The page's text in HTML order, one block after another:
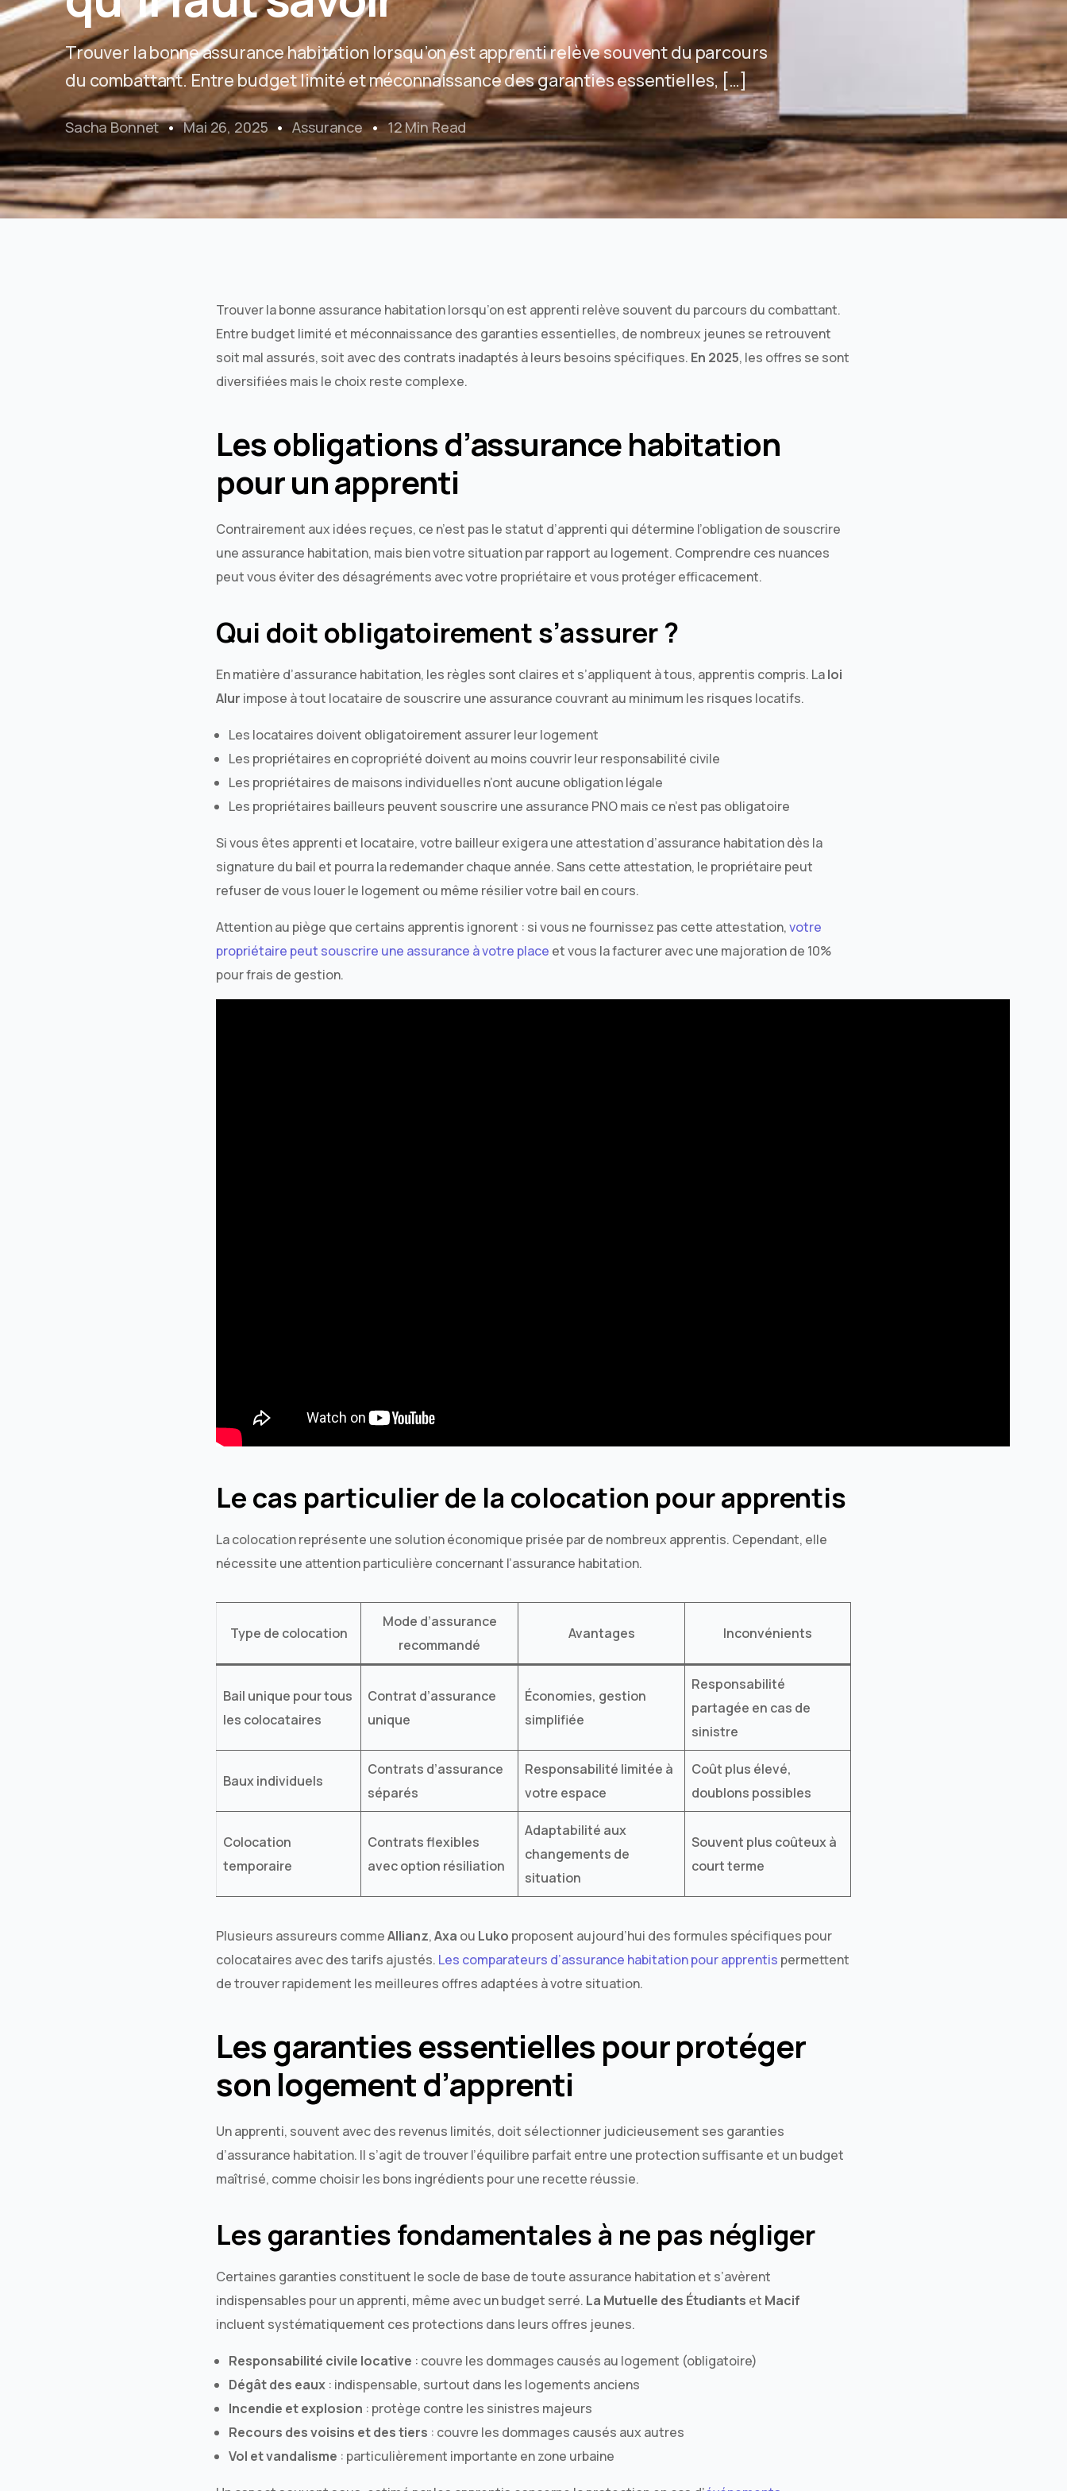
Assurance habitation Marseille
Assurance habitation Lyon
Assurance habitation Paris
Trouver la bonne assurance habitation lorsqu’on est apprenti relève souvent du parcours
du combattant. Entre budget limité et méconnaissance des garanties essentielles, […]
Sacha Bonnet Mai 26, 2025 Assurance 12 Min Read
Trouver la bonne assurance habitation lorsqu’on est apprenti relève souvent du parcours du combattant.
Entre budget limité et méconnaissance des garanties essentielles, de nombreux jeunes se retrouvent
soit mal assurés, soit avec des contrats inadaptés à leurs besoins spécifiques. En 2025, les offres se sont
diversifiées mais le choix reste complexe.
Les obligations d’assurance habitation
pour un apprenti
Contrairement aux idées reçues, ce n’est pas le statut d’apprenti qui détermine l’obligation de souscrire
une assurance habitation, mais bien votre situation par rapport au logement. Comprendre ces nuances
peut vous éviter des désagréments avec votre propriétaire et vous protéger efficacement.
Qui doit obligatoirement s’assurer ?
En matière d’assurance habitation, les règles sont claires et s’appliquent à tous, apprentis compris. Laloi
Alur impose à tout locataire de souscrire une assurance couvrant au minimum les risques locatifs.
Les locataires doivent obligatoirement assurer leur logement
Les propriétaires en copropriété doivent au moins couvrir leur responsabilité civile
Les propriétaires de maisons individuelles n’ont aucune obligation légale
Les propriétaires bailleurs peuvent souscrire une assurance PNO mais ce n’est pas obligatoire
Si vous êtes apprenti et locataire, votre bailleur exigera une attestation d’assurance habitation dès la
signature du bail et pourra la redemander chaque année. Sans cette attestation, le propriétaire peut
refuser de vous louer le logement ou même résilier votre bail en cours.
Attention au piège que certains apprentis ignorent : si vous ne fournissez pas cette attestation,votre
propriétaire peut souscrire une assurance à votre place et vous la facturer avec une majoration de 10%
pour frais de gestion.
Le cas particulier de la colocation pour apprentis
La colocation représente une solution économique prisée par de nombreux apprentis. Cependant, elle
nécessite une attention particulière concernant l’assurance habitation.
Type de colocation
Mode d’assurance
recommandé
Avantages Inconvénients
Bail unique pour tous
les colocataires
Contrat d’assurance
unique
Économies, gestion
simplifiée
Responsabilité
partagée en cas de
sinistre
Baux individuels
Contrats d’assurance
séparés
Responsabilité limitée à
votre espace
Coût plus élevé,
doublons possibles
Colocation
temporaire
Contrats flexibles
avec option résiliation
Adaptabilité aux
changements de
situation
Souvent plus coûteux à
court terme
Plusieurs assureurs commeAllianz,Axa ou Luko proposent aujourd’hui des formules spécifiques pour
colocataires avec des tarifs ajustés. Les comparateurs d’assurance habitation pour apprentis permettent
de trouver rapidement les meilleures offres adaptées à votre situation.
Les garanties essentielles pour protéger
son logement d’apprenti
Un apprenti, souvent avec des revenus limités, doit sélectionner judicieusement ses garanties
d’assurance habitation. Il s’agit de trouver l’équilibre parfait entre une protection suffisante et un budget
maîtrisé, comme choisir les bons ingrédients pour une recette réussie.
Les garanties fondamentales à ne pas négliger
Certaines garanties constituent le socle de base de toute assurance habitation et s’avèrent
indispensables pour un apprenti, même avec un budget serré. La Mutuelle des Étudiants et Macif
incluent systématiquement ces protections dans leurs offres jeunes.
Responsabilité civile locative : couvre les dommages causés au logement (obligatoire)
Dégât des eaux : indispensable, surtout dans les logements anciens
Incendie et explosion : protège contre les sinistres majeurs
Recours des voisins et des tiers : couvre les dommages causés aux autres
Vol et vandalisme : particulièrement importante en zone urbaine